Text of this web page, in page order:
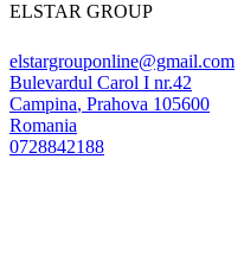
ELSTAR GROUP
elstargrouponline@gmail.com
Bulevardul Carol I nr.42
Campina, Prahova 105600
Romania
0728842188